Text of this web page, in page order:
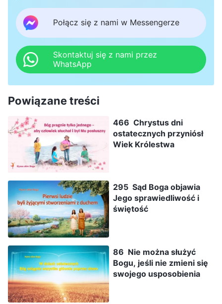
Połącz się z nami w Messengerze
Skontaktuj się z nami przez
WhatsApp
Powiązane treści
466 Chrystus dni
ostatecznych przyniósł
Wiek Królestwa
295 Sąd Boga objawia
Jego sprawiedliwość i
świętość
86 Nie można służyć
Bogu, jeśli nie zmieni się
swojego usposobienia